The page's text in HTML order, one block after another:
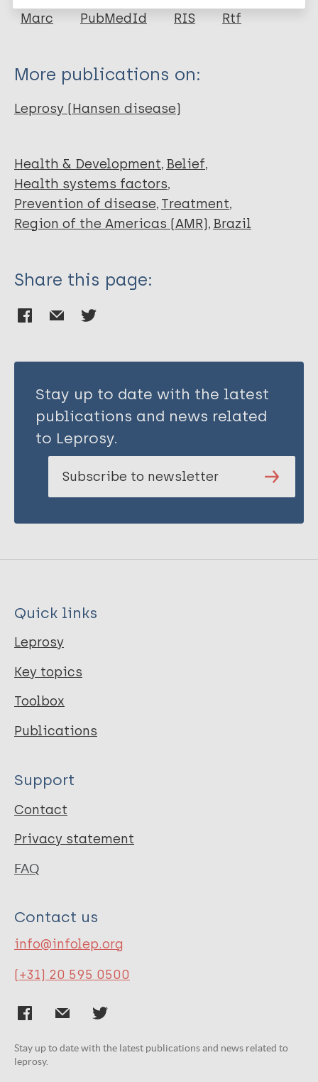
Author
Barbosa AC
Carrijo MVN
Marc
PubMedId RIS Rtf
More publications on:
Leprosy (Hansen disease)
Health & Development Belief
Health systems factors
Prevention of disease Treatment
Region of the Americas (AMR) Brazil
Share this page:
Stay up to date with the latest
publications and news related
to Leprosy.
Subscribe to newsletter
Quick links
Leprosy
Key topics
Toolbox
Publications
Support
Contact
Privacy statement
FAQ
Contact us
info@infolep.org
(+31) 20 595 0500
Stay up to date with the latest publications and news related to
leprosy.